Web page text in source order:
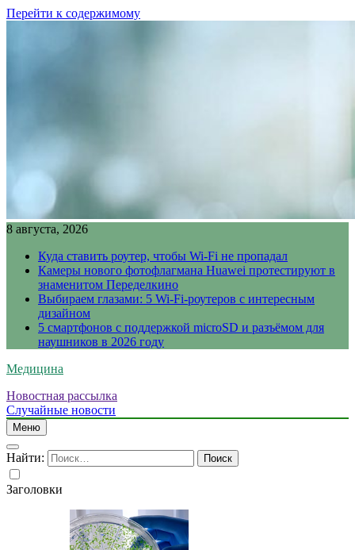
Перейти к содержимому
8 августа, 2026
Куда ставить роутер, чтобы Wi-Fi не пропадал
Камеры нового фотофлагмана Huawei протестируют в
знаменитом Переделкино
Выбираем глазами: 5 Wi-Fi-роутеров с интересным
дизайном
5 смартфонов с поддержкой microSD и разъёмом для
наушников в 2026 году
Медицина
Новостная рассылка
Случайные новости
Меню
Найти:
Заголовки